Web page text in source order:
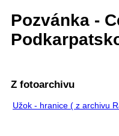
Pozvánka -
Z fotoarchivu
Užok - hranice ( z archivu